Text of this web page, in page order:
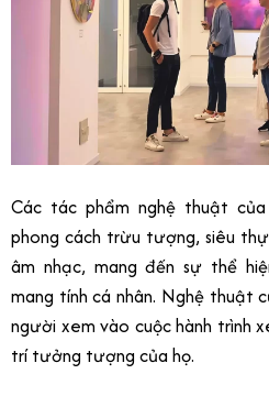
Các tác phẩm nghệ thuật
phong cách trừu tượng, siêu
âm nhạc, mang đến sự thể
mang tính cá nhân. Nghệ thuật
người xem vào cuộc hành trình
trí tưởng tượng của họ.